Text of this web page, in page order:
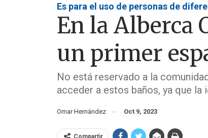
Es para el uso de personas de
En la Alberca
un primer
No está reservado a la
acceder a estos baños, ya que
Omar Hernández Oct 9, 2023
Compartir